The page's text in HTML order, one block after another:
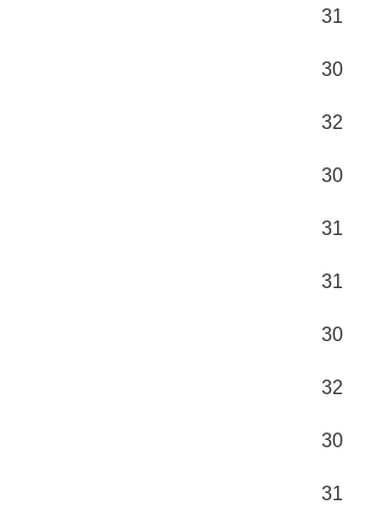
31
30
32
30
31
31
30
32
30
31